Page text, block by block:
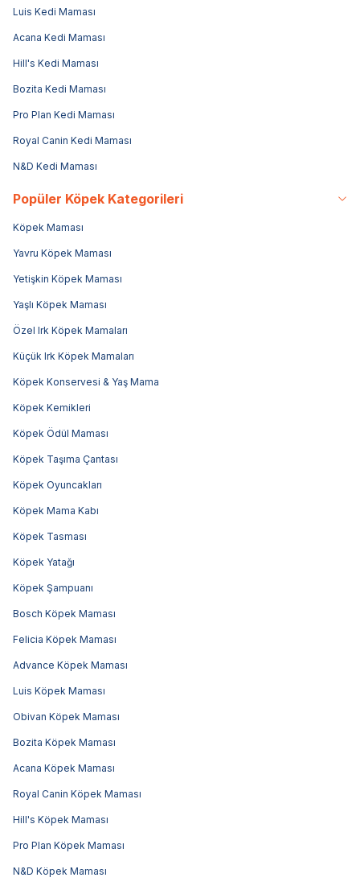
Luis Kedi Maması
Acana Kedi Maması
Hill's Kedi Maması
Bozita Kedi Maması
Pro Plan Kedi Maması
Royal Canin Kedi Maması
N&D Kedi Maması
Popüler Köpek Kategorileri
Köpek Maması
Yavru Köpek Maması
Yetişkin Köpek Maması
Yaşlı Köpek Maması
Özel Irk Köpek Mamaları
Küçük Irk Köpek Mamaları
Köpek Konservesi & Yaş Mama
Köpek Kemikleri
Köpek Ödül Maması
Köpek Taşıma Çantası
Köpek Oyuncakları
Köpek Mama Kabı
Köpek Tasması
Köpek Yatağı
Köpek Şampuanı
Bosch Köpek Maması
Felicia Köpek Maması
Advance Köpek Maması
Luis Köpek Maması
Obivan Köpek Maması
Bozita Köpek Maması
Acana Köpek Maması
Royal Canin Köpek Maması
Hill's Köpek Maması
Pro Plan Köpek Maması
N&D Köpek Maması